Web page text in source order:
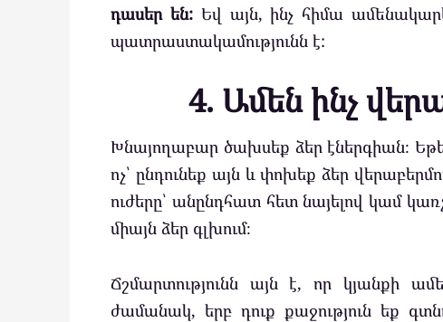
դասեր են:Եվ այն, ինչ հիմա
պատրաստակամությունն է:
4. Ամեն ինչ
Խնայողաբար ծախսեք ձեր էներգիան։ Եթե
ոչ՝ ընդունեք այն և փոխեք ձեր
ուժերը՝ անընդհատ հետ նայելով կամ
միայն ձեր գլխում։
Ճշմարտությունն այն է, որ կյանքի
ժամանակ, երբ դուք քաջություն եք